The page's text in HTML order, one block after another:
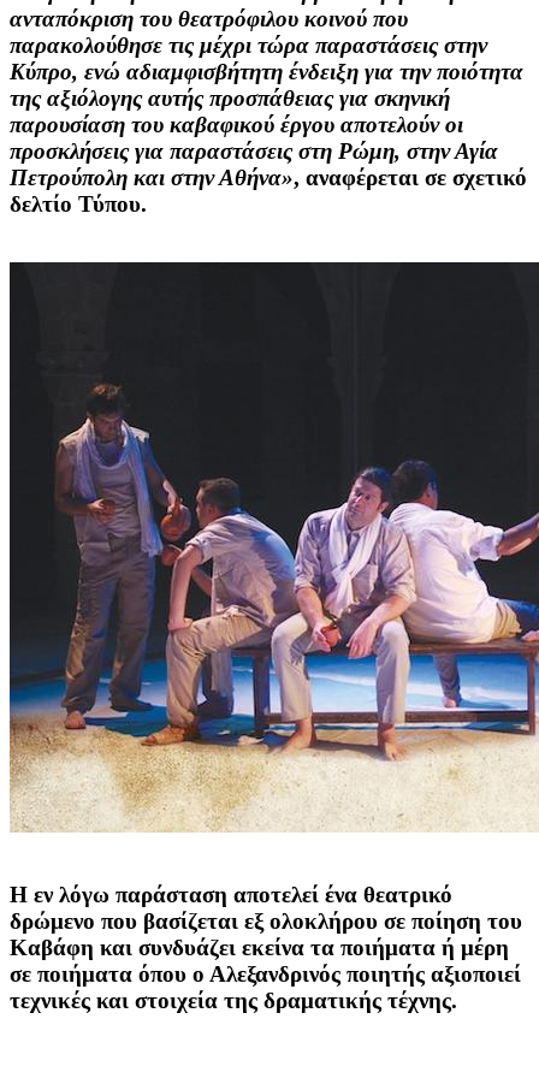
ανταπόκριση του θεατρόφιλου κοινού που
παρακολούθησε τις μέχρι τώρα παραστάσεις στην
Κύπρο, ενώ αδιαμφισβήτητη ένδειξη για την ποιότητα
της αξιόλογης αυτής προσπάθειας για σκηνική
παρουσίαση του καβαφικού έργου αποτελούν οι
προσκλήσεις για παραστάσεις στη Ρώμη, στην Αγία
Πετρούπολη και στην Αθήνα», αναφέρεται σε σχετικό
δελτίο Τύπου.
Η εν λόγω παράσταση αποτελεί ένα θεατρικό
δρώμενο που βασίζεται εξ ολοκλήρου σε ποίηση του
Καβάφη και συνδυάζει εκείνα τα ποιήματα ή μέρη
σε ποιήματα όπου ο Αλεξανδρινός ποιητής αξιοποιεί
τεχνικές και στοιχεία της δραματικής τέχνης.